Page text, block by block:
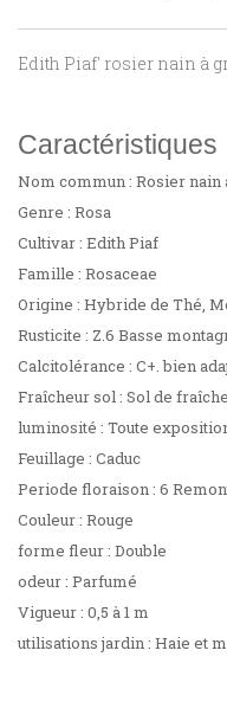
Edith Piaf' rosier nain à
Caractéristiques
Nom commun : Rosier nain
Genre : Rosa
Cultivar : Edith Piaf
Famille : Rosaceae
Origine : Hybride de Thé,
Rusticite : Z.6 Basse
Calcitolérance : C+. bien
Fraîcheur sol : Sol de
luminosité : Toute
Feuillage : Caduc
Periode floraison : 6
Couleur : Rouge
forme fleur : Double
odeur : Parfumé
Vigueur : 0,5 à 1 m
utilisations jardin : Haie et